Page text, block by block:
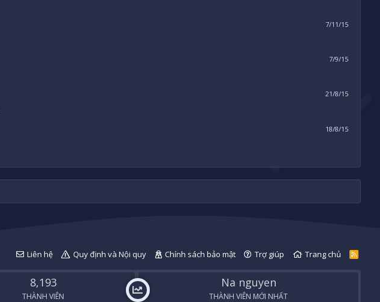
7/11/15
7/9/15
21/8/15
18/8/15
Liên hệ Quy định và Nội quy Chính sách bảo mật Trợ giúp Trang chủ
R
S
8,193
THÀNH VIÊN
Na nguyen
THÀNH VIÊN MỚI NHẤT